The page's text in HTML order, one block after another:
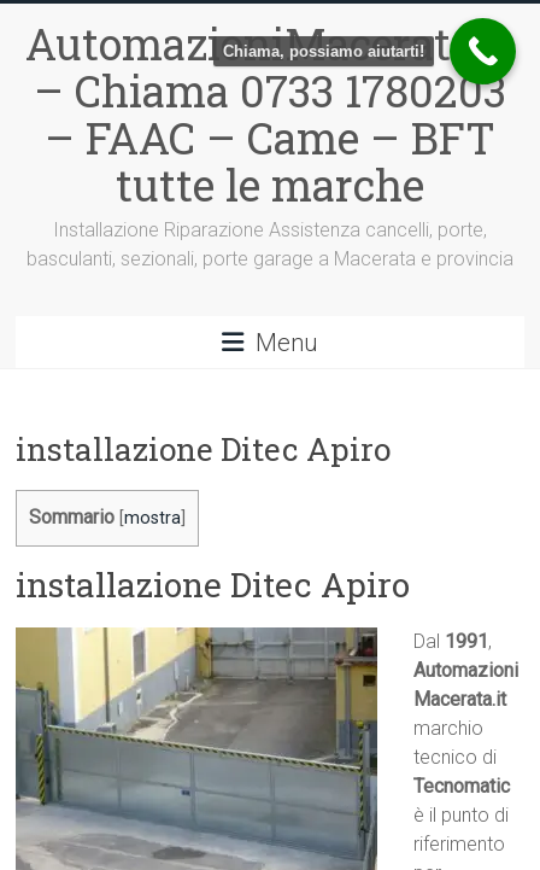
contenuto
AutomazioniMacerata.it
– Chiama 0733 1780203
– FAAC – Came – BFT
tutte le marche
Installazione Riparazione Assistenza cancelli, porte,
basculanti, sezionali, porte garage a Macerata e provincia
Menu
installazione Ditec Apiro
Sommario [mostra
installazione Ditec Apiro
Dal 1991 ,
Automazioni
Macerata.it
marchio
tecnico di
Tecnomatic
è il punto di
riferimento
Chiama, possiamo aiutarti!